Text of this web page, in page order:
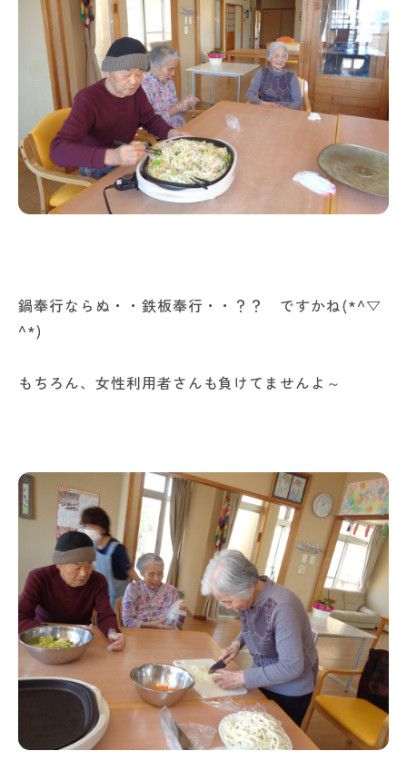
鍋奉行ならぬ・・鉄板奉行・・？？ ですかね(*^▽
^*)
もちろん、女性利用者さんも負けてませんよ～